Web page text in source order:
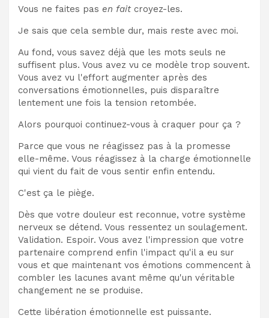
Vous ne faites pas en faitcroyez-les.
Je sais que cela semble dur, mais reste avec moi.
Au fond, vous savez déjà que les mots seuls ne
suffisent plus. Vous avez vu ce modèle trop souvent.
Vous avez vu l'effort augmenter après des
conversations émotionnelles, puis disparaître
lentement une fois la tension retombée.
Alors pourquoi continuez-vous à craquer pour ça ?
Parce que vous ne réagissez pas à la promesse
elle-même. Vous réagissez à la charge émotionnelle
qui vient du fait de vous sentir enfin entendu.
C'est ça le piège.
Dès que votre douleur est reconnue, votre système
nerveux se détend. Vous ressentez un soulagement.
Validation. Espoir. Vous avez l'impression que votre
partenaire comprend enfin l'impact qu'il a eu sur
vous et que maintenant vos émotions commencent à
combler les lacunes avant même qu'un véritable
changement ne se produise.
Cette libération émotionnelle est puissante.